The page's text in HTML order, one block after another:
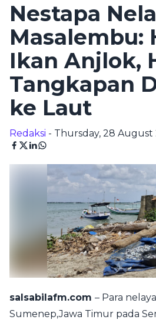
Nestapa
Masalembu:
Ikan Anjlok,
Tangkapan
ke Laut
Redaksi - Thursday, 28 August
salsabilafm.com – Para
Sumenep,Jawa Timur pada